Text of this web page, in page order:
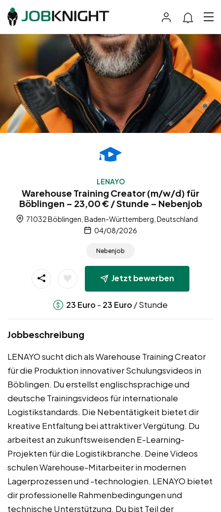
LENAYO
Warehouse Training Creator (m/w/d) für
Böblingen – 23,00 € / Stunde – Nebenjob
71032 Böblingen, Baden-Württemberg, Deutschland
04/08/2026
Nebenjob
Jetzt bewerben
23 Euro - 23 Euro / Stunde
Jobbeschreibung
LENAYO sucht dich als Warehouse Training Creator
für die Produktion innovativer Schulungsvideos in
Böblingen. Du erstellst englischsprachige und
deutsche Trainingsvideos für internationale
Logistikstandards. Die Nebentätigkeit bietet dir
kreative Entfaltung bei attraktiver Vergütung. Du
arbeitest an zukunftsweisenden E-Learning-
Projekten für die Logistikbranche. Deine Videos
schulen Warehouse-Mitarbeiter in modernen
Lagerprozessen und -technologien. LENAYO bietet
dir professionelle Rahmenbedingungen und
technische Unterstützung. Du bist Teil der